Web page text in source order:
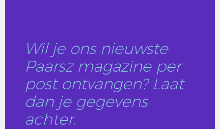
Wil je ons nieuwste
Paarsz magazine per
post ontvangen? Laat
dan je gegevens
achter.